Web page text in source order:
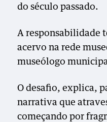
do século passado.
A responsabilidade
acervo na rede
museólogo
O desafio, explica,
narrativa que
começando por